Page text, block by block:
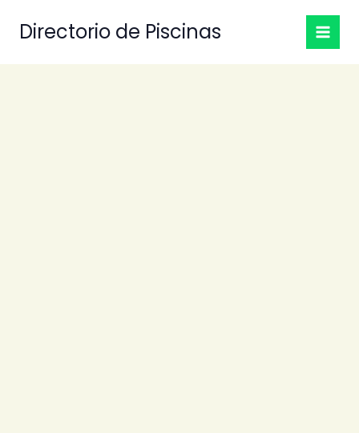
Directorio de Piscinas